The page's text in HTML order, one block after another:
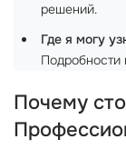
решений.
Где я могу
Подробности
Почему